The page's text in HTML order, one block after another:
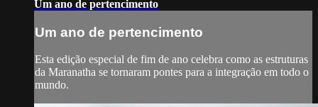
Um ano de pertencimento
Um ano de pertencimento
Esta edição especial de fim de ano celebra como as estruturas
da Maranatha se tornaram pontes para a integração em todo o
mundo.